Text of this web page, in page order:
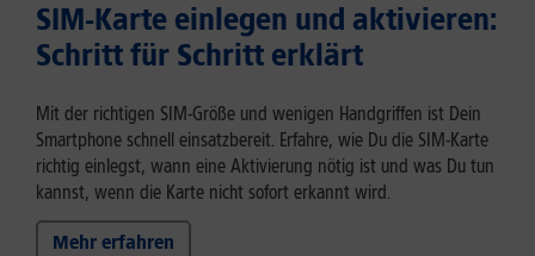
SIM-Karte einlegen und aktivieren:
Schritt für Schritt erklärt
Mit der richtigen SIM-Größe und wenigen Handgriffen ist Dein
Smartphone schnell einsatzbereit. Erfahre, wie Du die SIM-Karte
richtig einlegst, wann eine Aktivierung nötig ist und was Du tun
kannst, wenn die Karte nicht sofort erkannt wird.
Mehr erfahren